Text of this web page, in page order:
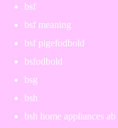
bsf
bsf meaning
bsf pigefodbold
bsfodbold
bsg
bsh
bsh home appliances ab